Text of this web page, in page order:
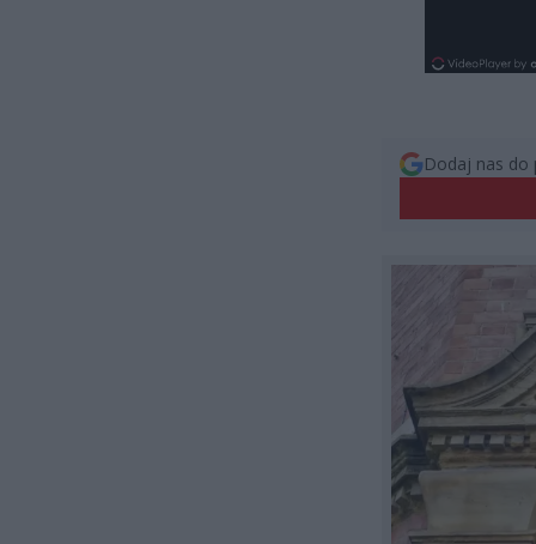
Dodaj nas do